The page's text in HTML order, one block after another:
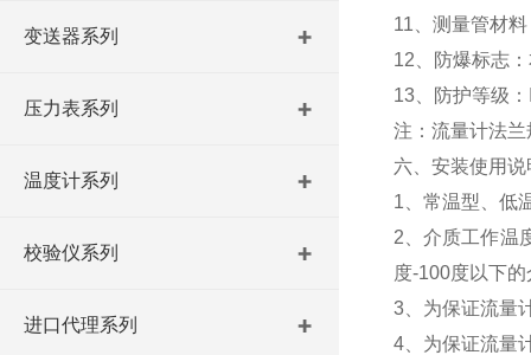
变送器系列
压力表系列
温度计系列
校验仪系列
进口代理系列
11、测量管材
12、防爆标志
13、防护等级
注：流量计法
六、安装使用
1、常温型、低
2、介质工作温
度-100度以下
3、为保证流量
4、为保证流量